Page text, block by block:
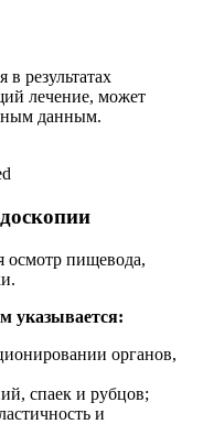
результатах
лечение, может
данным.
осмотр пищевода,
указывается:
органов,
спаек и рубцов;
и